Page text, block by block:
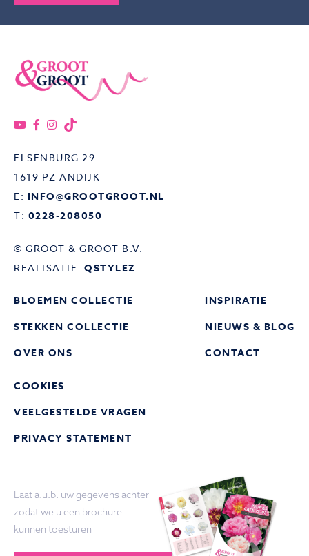
ELSENBURG 29
1619 PZ ANDIJK
E: INFO@GROOTGROOT.NL
T: 0228-208050
© GROOT & GROOT B.V.
REALISATIE: QSTYLEZ
BLOEMEN COLLECTIE
STEKKEN COLLECTIE
OVER ONS
INSPIRATIE
NIEUWS & BLOG
CONTACT
COOKIES
VEELGESTELDE VRAGEN
PRIVACY STATEMENT
Laat a.u.b. uw gegevens achter
zodat we u een brochure
kunnen toesturen